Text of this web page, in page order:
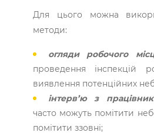
Для цього можна
методи:
огляди робочого
проведення інспекцій
виявлення потенційних
інтерв’ю з
часто можуть помітити
помітити ззовні;